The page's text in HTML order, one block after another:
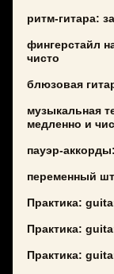
ритм-гитара:
фингерстайл
чисто
блюзовая
музыкальная
медленно и
пауэр-
переменный
Практика:
Практика:
Практика: